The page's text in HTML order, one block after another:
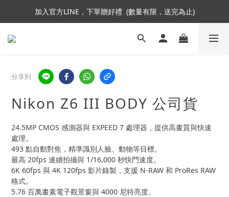
加入會員即贈NT$250購物金
加入官方LINE，下單贈好禮  (數量有限，送完為止)
加入會員即贈NT$250購物金
分享到
Nikon Z6 III BODY 公司貨
24.5MP CMOS 感測器與 EXPEED 7 處理器，提供高畫質與快速
處理。
493 點自動對焦，精準識別人臉、動物等目標。
最高 20fps 連續拍攝與 1/16,000 秒快門速度。
6K 60fps 與 4K 120fps 影片錄製，支援 N-RAW 和 ProRes RAW
格式。
5.76 百萬畫素電子觀景窗與 4000 尼特亮度。